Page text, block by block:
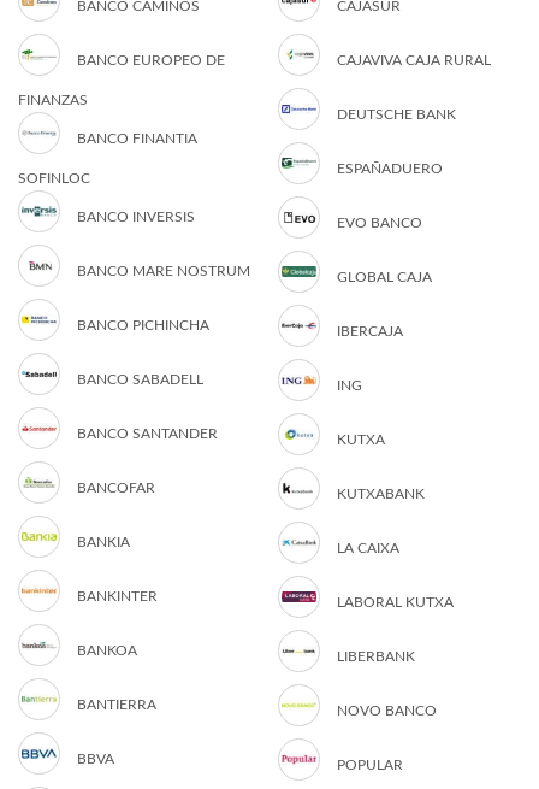
BANCO CAMINOS
BANCO EUROPEO DE
FINANZAS
BANCO FINANTIA
SOFINLOC
BANCO INVERSIS
BANCO MARE NOSTRUM
BANCO PICHINCHA
BANCO SABADELL
BANCO SANTANDER
BANCOFAR
BANKIA
BANKINTER
BANKOA
BANTIERRA
BBVA
CAJASUR
CAJAVIVA CAJA RURAL
DEUTSCHE BANK
ESPAÑADUERO
EVO BANCO
GLOBAL CAJA
IBERCAJA
ING
KUTXA
KUTXABANK
LA CAIXA
LABORAL KUTXA
LIBERBANK
NOVO BANCO
POPULAR